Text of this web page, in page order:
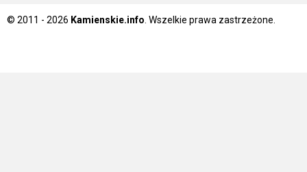
© 2011 - 2026 Kamienskie.info . Wszelkie prawa zastrzeżone.